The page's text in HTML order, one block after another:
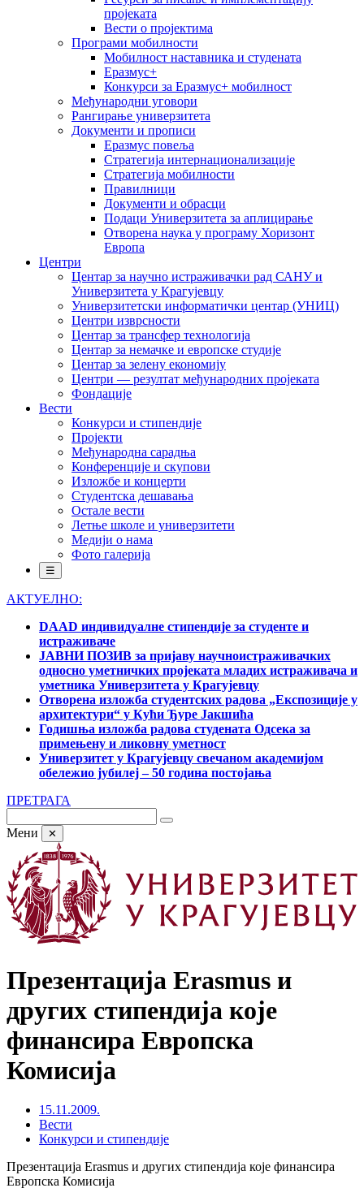
пројеката
Вести о пројектима
Програми мобилности
Мобилност наставника и студената
Еразмус+
Конкурси за Еразмус+ мобилност
Међународни уговори
Рангирање универзитета
Документи и прописи
Еразмус повеља
Стратегија интернационализације
Стратегија мобилности
Правилници
Документи и обрасци
Подаци Универзитета за аплицирање
Отворена наука у програму Хоризонт
Европа
Центри
Центар за научно истраживачки рад САНУ и
Универзитета у Крагујевцу
Универзитетски информатички центар (УНИЦ)
Центри изврсности
Центар за трансфер технологија
Центар за немачке и европске студије
Центар за зелену економију
Центри — резултат међународних пројеката
Фондације
Вести
Конкурси и стипендије
Пројекти
Међународна сарадња
Конференције и скупови
Изложбе и концерти
Студентска дешавања
Остале вести
Летње школе и универзитети
Медији о нама
Фото галерија
☰
АКТУЕЛНО:
DAAD индивидуалне стипендије за студенте и
истраживаче
ЈАВНИ ПОЗИВ за пријаву научноистраживачких
односно уметничких пројеката младих истраживача и
уметника Универзитета у Крагујевцу
Отворена изложба студентских радова „Експозиције у
архитектури“ у Кући Ђуре Јакшића
Годишња изложба радова студената Одсека за
примењену и ликовну уметност
Универзитет у Крагујевцу свечаном академијом
обележио јубилеј – 50 година постојања
ПРЕТРАГА
Мени ✕
Презентација Erasmus и
других стипендија које
финансира Европска
Комисија
15.11.2009.
Вести
Конкурси и стипендије
Презентација Erasmus и других стипендија које финансира
Европска Комисија